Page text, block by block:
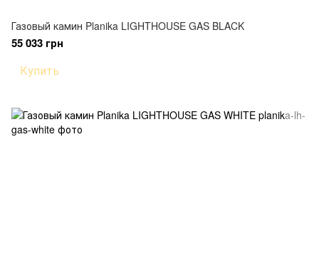
Газовый камин Planika LIGHTHOUSE GAS BLACK
55 033 грн
Купить